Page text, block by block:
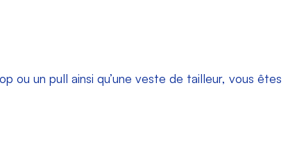
ou un pull ainsi qu’une veste de tailleur, vous êtes